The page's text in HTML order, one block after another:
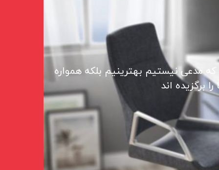
مدعی نیستیم بهترینیم بلکه همواره
برگزیده اند